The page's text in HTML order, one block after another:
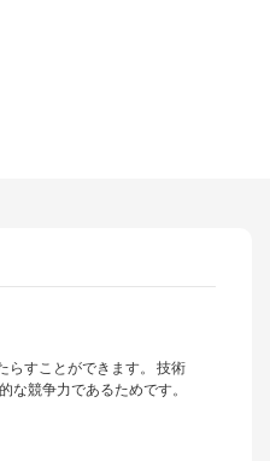
らすことができます。 技術
な競争力であるためです。